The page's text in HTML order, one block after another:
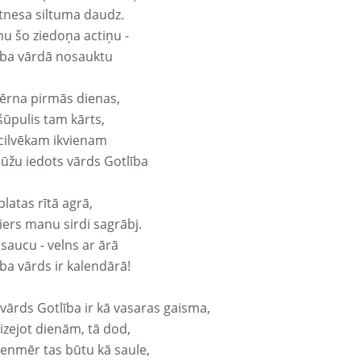
siltuma daudz.
šo ziedoņa actiņu -
vārdā nosauktu
pirmās dienas,
tam kārts,
ikvienam
iedots vārds Gotlība
rītā agrā,
manu sirdi sagrābj.
- velns ar ārā
vārds ir kalendārā!
Gotlība ir kā vasaras gaisma,
dienām, tā dod,
tas būtu kā saule,